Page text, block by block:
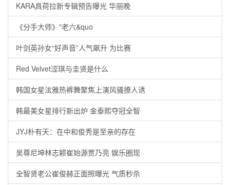
KARA具荷拉新专辑预告曝光 华丽晚
《分手大师》"老六&quo
叶剑英孙女“好声音”人气飙升 为比赛
Red Velvet涩琪与圭贤是什么
韩国女星泫雅热裤舞聚焦上演风骚撩人诱
韩最美女星排行新出炉 金泰熙夺冠全智
JYJ朴有天：在中和俊秀是至亲的存在
吴尊尼坤林志颖崔始源贾乃亮 娱乐圈现
全智贤老公崔俊赫正面照曝光 气质秒杀